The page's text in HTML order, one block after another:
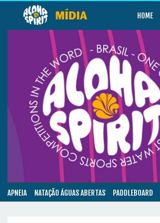
HOME
APNEIA NATAÇÃO ÁGUAS ABERTAS PADDLEBOARD